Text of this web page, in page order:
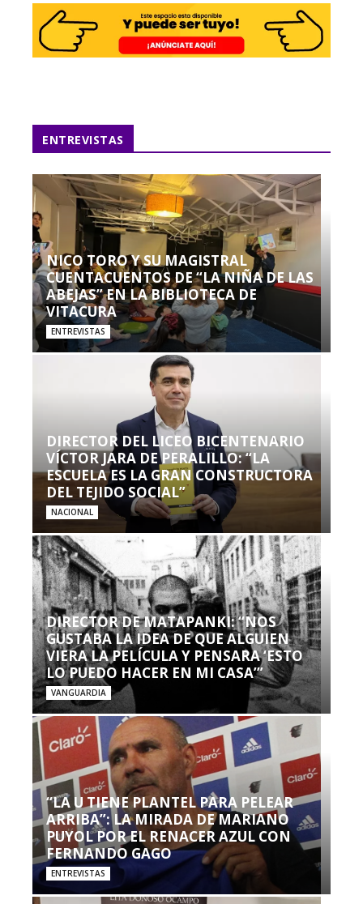
ENTREVISTAS
NICO TORO Y SU MAGISTRAL
CUENTACUENTOS DE “LA NIÑA DE LAS
ABEJAS” EN LA BIBLIOTECA DE
VITACURA
ENTREVISTAS
DIRECTOR DEL LICEO BICENTENARIO
VÍCTOR JARA DE PERALILLO: “LA
ESCUELA ES LA GRAN CONSTRUCTORA
DEL TEJIDO SOCIAL”
NACIONAL
DIRECTOR DE MATAPANKI: “NOS
GUSTABA LA IDEA DE QUE ALGUIEN
VIERA LA PELÍCULA Y PENSARA ‘ESTO
LO PUEDO HACER EN MI CASA’”
VANGUARDIA
“LA U TIENE PLANTEL PARA PELEAR
ARRIBA”: LA MIRADA DE MARIANO
PUYOL POR EL RENACER AZUL CON
FERNANDO GAGO
ENTREVISTAS